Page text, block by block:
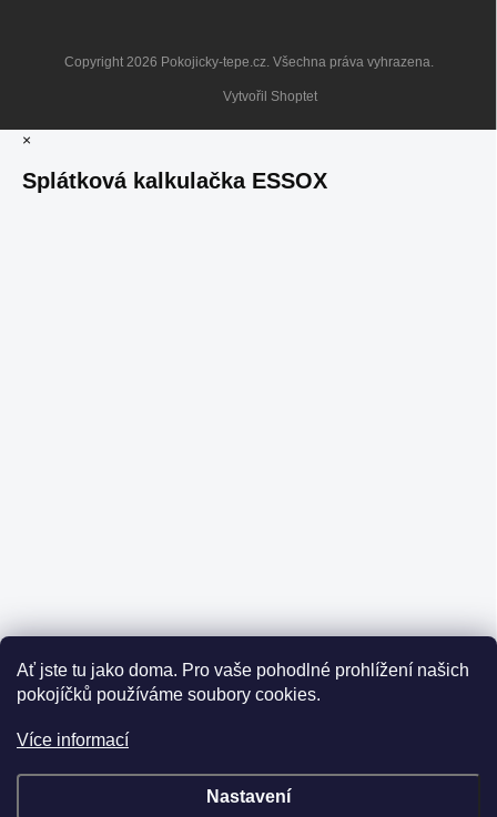
Ať jste tu jako doma. Pro vaše pohodlné prohlížení našich
pokojíčků používáme soubory cookies.
Více informací
Nastavení
Vytvořil Shoptet
Copyright 2026 Pokojicky-tepe.cz. Všechna práva vyhrazena.
×
Splátková kalkulačka ESSOX